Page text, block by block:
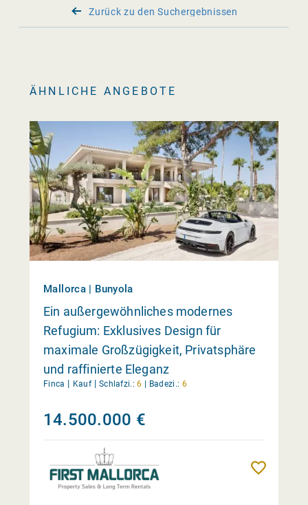
Zurück zu den Suchergebnissen
ÄHNLICHE ANGEBOTE
Mallorca | Bunyola
Ein außergewöhnliches modernes
Refugium: Exklusives Design für
maximale Großzügigkeit, Privatsphäre
und raffinierte Eleganz
Finca | Kauf| Schlafzi.: 6 | Badezi.: 6
14.500.000 €